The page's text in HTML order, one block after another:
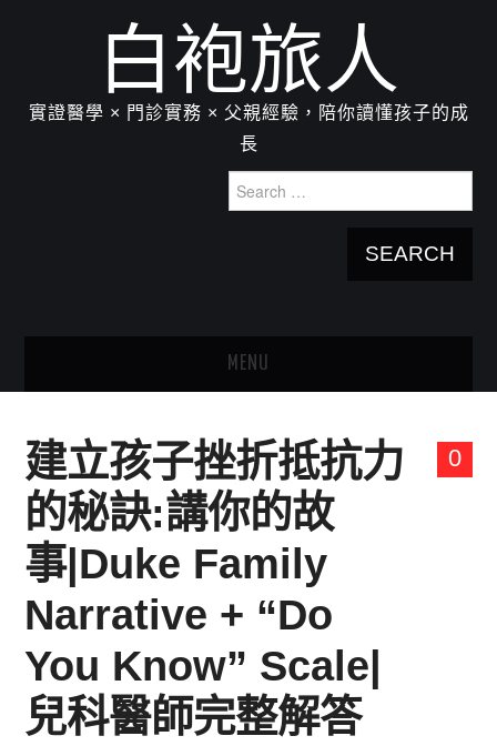
白袍旅人
實證醫學 × 門診實務 × 父親經驗，陪你讀懂孩子的成
長
for:
MENU
關於我：楊為傑醫師
兒童青少年成長專區
育兒知識集
直上雲霄去
0
建立孩子挫折抵抗力
的秘訣:講你的故
事|Duke Family
Narrative + “Do
You Know” Scale|
兒科醫師完整解答